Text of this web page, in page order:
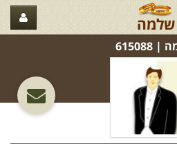
שלמה